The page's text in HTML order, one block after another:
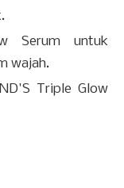
Serum untuk
wajah.
Triple Glow